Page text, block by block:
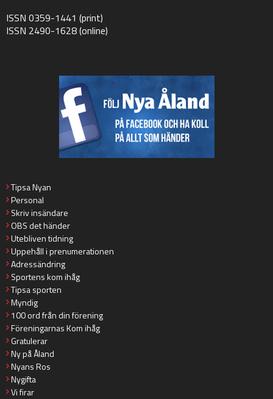
ISSN 0359-1441 (print)
ISSN 2490-1628 (online)
Tipsa Nyan
Personal
Skriv insändare
OBS det händer
Utebliven tidning
Uppehåll i prenumerationen
Adressändring
Sportens kom ihåg
Tipsa sporten
Myndig
100 ord från din förening
Föreningarnas Kom ihåg
Gratulerar
Ny på Åland
Nyans Ros
Nygifta
Vi firar